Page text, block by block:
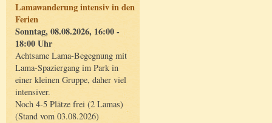
Lamawanderung intensiv in den
Ferien
Sonntag, 08.08.2026, 16:00 -
18:00 Uhr
Achtsame Lama-Begegnung mit
Lama-Spaziergang im Park in
einer kleinen Gruppe, daher viel
intensiver.
Noch 4-5 Plätze frei (2 Lamas)
(Stand vom 03.08.2026)